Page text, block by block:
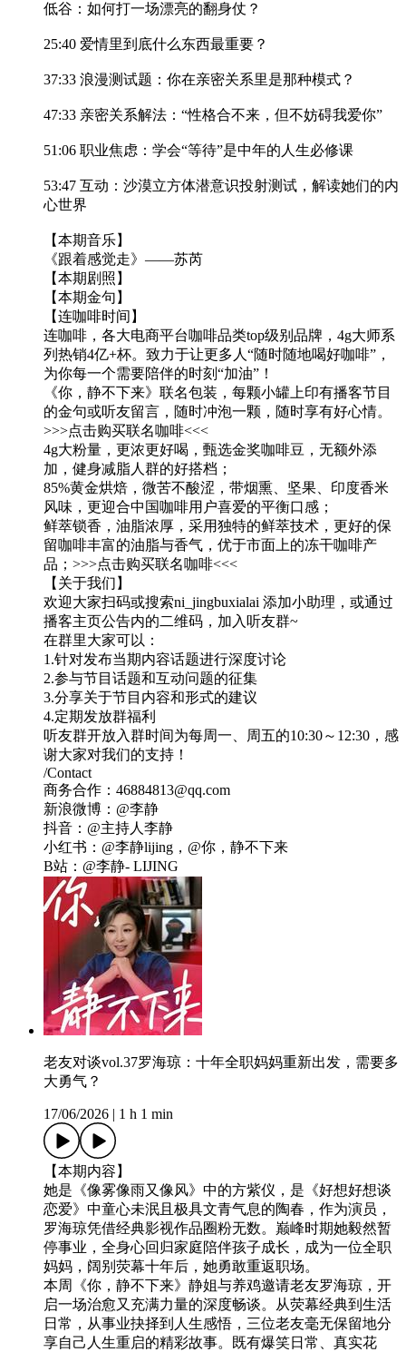
低谷：如何打一场漂亮的翻身仗？
25:40 爱情里到底什么东西最重要？
37:33 浪漫测试题：你在亲密关系里是那种模式？
47:33 亲密关系解法：“性格合不来，但不妨碍我爱你”
51:06 职业焦虑：学会“等待”是中年的人生必修课
53:47 互动：沙漠立方体潜意识投射测试，解读她们的内
心世界
【本期音乐】
《跟着感觉走》——苏芮
【本期剧照】
【本期金句】
【连咖啡时间】
连咖啡，各大电商平台咖啡品类top级别品牌，4g大师系
列热销4亿+杯。致力于让更多人“随时随地喝好咖啡”，
为你每一个需要陪伴的时刻“加油”！
《你，静不下来》联名包装，每颗小罐上印有播客节目
的金句或听友留言，随时冲泡一颗，随时享有好心情。
>>>点击购买联名咖啡<<<
4g大粉量，更浓更好喝，甄选金奖咖啡豆，无额外添
加，健身减脂人群的好搭档；
85%黄金烘焙，微苦不酸涩，带烟熏、坚果、印度香米
风味，更迎合中国咖啡用户喜爱的平衡口感；
鲜萃锁香，油脂浓厚，采用独特的鲜萃技术，更好的保
留咖啡丰富的油脂与香气，优于市面上的冻干咖啡产
品；>>>点击购买联名咖啡<<<
【关于我们】
欢迎大家扫码或搜索ni_jingbuxialai 添加小助理，或通过
播客主页公告内的二维码，加入听友群~
在群里大家可以：
1.针对发布当期内容话题进行深度讨论
2.参与节目话题和互动问题的征集
3.分享关于节目内容和形式的建议
4.定期发放群福利
听友群开放入群时间为每周一、周五的10:30～12:30，感
谢大家对我们的支持！
/Contact
商务合作：46884813@qq.com
新浪微博：@李静
抖音：@主持人李静
小红书：@李静lijing，@你，静不下来
B站：@李静- LIJING
老友对谈vol.37罗海琼：十年全职妈妈重新出发，需要多
大勇气？
17/06/2026 1 h 1 min
【本期内容】
她是《像雾像雨又像风》中的方紫仪，是《好想好想谈
恋爱》中童心未泯且极具文青气息的陶春，作为演员，
罗海琼凭借经典影视作品圈粉无数。巅峰时期她毅然暂
停事业，全身心回归家庭陪伴孩子成长，成为一位全职
妈妈，阔别荧幕十年后，她勇敢重返职场。
本周《你，静不下来》静姐与养鸡邀请老友罗海琼，开
启一场治愈又充满力量的深度畅谈。从荧幕经典到生活
日常，从事业抉择到人生感悟，三位老友毫无保留地分
享自己人生重启的精彩故事。既有爆笑日常、真实花